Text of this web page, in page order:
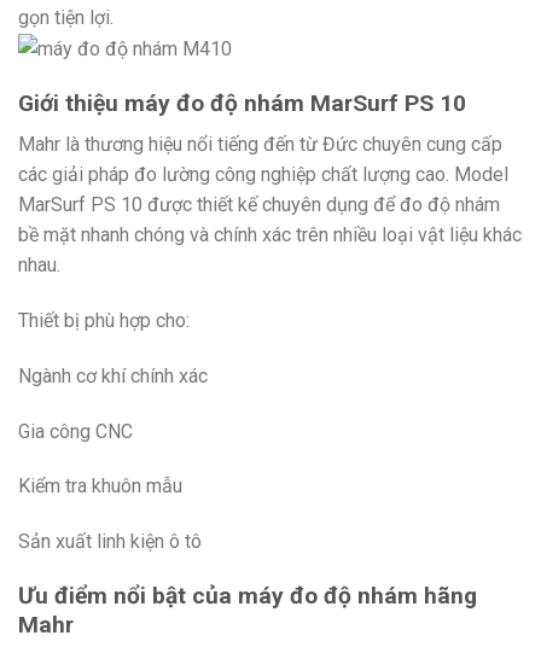
gọn tiện lợi.
Giới thiệu máy đo độ nhám MarSurf PS 10
Mahr là thương hiệu nổi tiếng đến từ Đức chuyên cung cấp
các giải pháp đo lường công nghiệp chất lượng cao. Model
MarSurf PS 10 được thiết kế chuyên dụng để đo độ nhám
bề mặt nhanh chóng và chính xác trên nhiều loại vật liệu khác
nhau.
Thiết bị phù hợp cho:
Ngành cơ khí chính xác
Gia công CNC
Kiểm tra khuôn mẫu
Sản xuất linh kiện ô tô
Ưu điểm nổi bật của máy đo độ nhám hãng
Mahr